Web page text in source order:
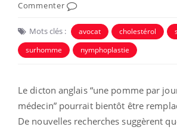
Commenter
Mots clés : avocat cholestérol
surhomme
nymphoplastie
Le dicton anglais “une pomme par
médecin” pourrait bientôt être
De nouvelles recherches suggèrent